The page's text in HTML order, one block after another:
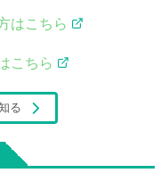
はこちら
こちら
る